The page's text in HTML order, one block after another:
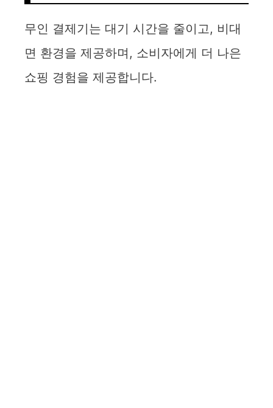
무인 결제기는 대기 시간을 줄이고, 비대
면 환경을 제공하며, 소비자에게 더 나은
쇼핑 경험을 제공합니다.